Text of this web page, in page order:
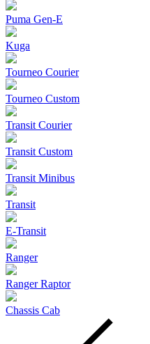
Puma Gen‑E
Kuga
Tourneo Courier
Tourneo Custom
Transit Courier
Transit Custom
Transit Minibus
Transit
E-Transit
Ranger
Ranger Raptor
Chassis Cab